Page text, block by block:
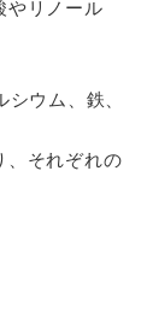
やリノール
ウム、鉄、
、それぞれの